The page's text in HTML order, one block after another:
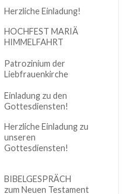
Herzliche Einladung!
HOCHFEST MARIÄ
HIMMELFAHRT
Patrozinium der
Liebfrauenkirche
Einladung zu den
Gottesdiensten!
Herzliche Einladung zu
unseren
Gottesdiensten!
BIBELGESPRÄCH
zum Neuen Testament